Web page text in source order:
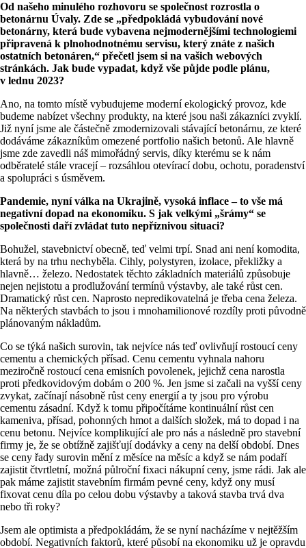
Od našeho minulého rozhovoru se společnost rozrostla o
betonárnu Úvaly. Zde se „předpokládá vybudování nové
betonárny, která bude vybavena nejmodernějšími technologiemi
připravená k plnohodnotnému servisu, který znáte z našich
ostatních betonáren,“ přečetl jsem si na vašich webových
stránkách. Jak bude vypadat, když vše půjde podle plánu,
v lednu 2023?
Ano, na tomto místě vybudujeme moderní ekologický provoz, kde
budeme nabízet všechny produkty, na které jsou naši zákazníci zvyklí.
Již nyní jsme ale částečně zmodernizovali stávající betonárnu, ze které
dodáváme zákazníkům omezené portfolio našich betonů. Ale hlavně
jsme zde zavedli náš mimořádný servis, díky kterému se k nám
odběratelé stále vracejí – rozsáhlou otevírací dobu, ochotu, poradenství
a spolupráci s úsměvem.
Pandemie, nyní válka na Ukrajině, vysoká inflace – to vše má
negativní dopad na ekonomiku. S jak velkými „šrámy“ se
společnosti daří zvládat tuto nepříznivou situaci?
Bohužel, stavebnictví obecně, teď velmi trpí. Snad ani není komodita,
která by na trhu nechyběla. Cihly, polystyren, izolace, překližky a
hlavně… železo. Nedostatek těchto základních materiálů způsobuje
nejen nejistotu a prodlužování termínů výstavby, ale také růst cen.
Dramatický růst cen. Naprosto nepredikovatelná je třeba cena železa.
Na některých stavbách to jsou i mnohamilionové rozdíly proti původně
plánovaným nákladům.
Co se týká našich surovin, tak nejvíce nás teď ovlivňují rostoucí ceny
cementu a chemických přísad. Cenu cementu vyhnala nahoru
meziročně rostoucí cena emisních povolenek, jejichž cena narostla
proti předkovidovým dobám o 200 %. Jen jsme si začali na vyšší ceny
zvykat, začínají násobně růst ceny energií a ty jsou pro výrobu
cementu zásadní. Když k tomu připočítáme kontinuální růst cen
kameniva, přísad, pohonných hmot a dalších složek, má to dopad i na
cenu betonu. Nejvíce komplikující ale pro nás a následně pro stavební
firmy je, že se obtížně zajišťují dodávky a ceny na delší období. Dnes
se ceny řady surovin mění z měsíce na měsíc a když se nám podaří
zajistit čtvrtletní, možná půlroční fixaci nákupní ceny, jsme rádi. Jak ale
pak máme zajistit stavebním firmám pevné ceny, když ony musí
fixovat cenu díla po celou dobu výstavby a taková stavba trvá dva
nebo tři roky?
Jsem ale optimista a předpokládám, že se nyní nacházíme v nejtěžším
období. Negativních faktorů, které působí na ekonomiku už je opravdu